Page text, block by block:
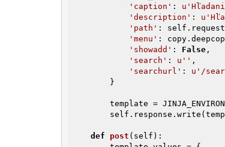
'caption' :
'description' :
'path' :
'menu' :
'showadd' : False ,
'search' : u'' ,
'searchurl' : u'/
template =
def post (self) :